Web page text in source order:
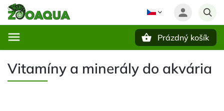
Prázdný košík
Vitamíny a minerály do akvária